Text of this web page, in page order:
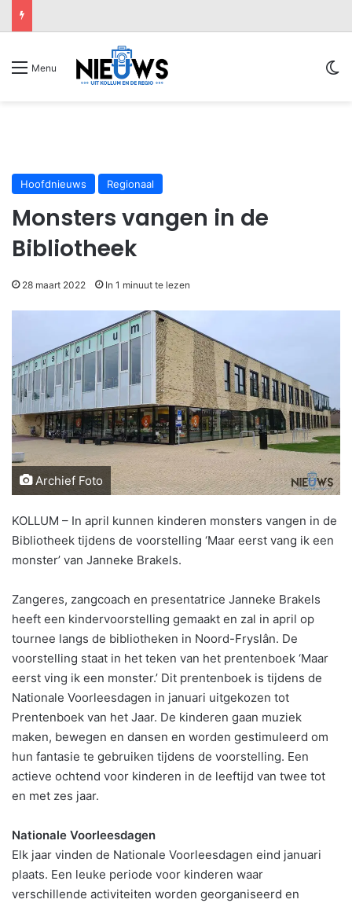
Menu
Hoofdnieuws Regionaal
Monsters vangen in de
Bibliotheek
28 maart 2022 In 1 minuut te lezen
Archief Foto
KOLLUM – In april kunnen kinderen monsters vangen in de
Bibliotheek tijdens de voorstelling ‘Maar eerst vang ik een
monster’ van Janneke Brakels.
Zangeres, zangcoach en presentatrice Janneke Brakels
heeft een kindervoorstelling gemaakt en zal in april op
tournee langs de bibliotheken in Noord-Fryslân. De
voorstelling staat in het teken van het prentenboek ‘Maar
eerst ving ik een monster.’ Dit prentenboek is tijdens de
Nationale Voorleesdagen in januari uitgekozen tot
Prentenboek van het Jaar. De kinderen gaan muziek
maken, bewegen en dansen en worden gestimuleerd om
hun fantasie te gebruiken tijdens de voorstelling. Een
actieve ochtend voor kinderen in de leeftijd van twee tot
en met zes jaar.
Nationale Voorleesdagen
Elk jaar vinden de Nationale Voorleesdagen eind januari
plaats. Een leuke periode voor kinderen waar
verschillende activiteiten worden georganiseerd en